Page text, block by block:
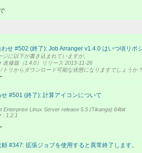
せ #502 (終了): Job Arranger v1.4.0 はいつ頃リポ
ジに以下が書き込まれていますが、
改修版（1.4.0）リリース 2013-11-26
トリからダウンロード可能な状態になりますでしょうか？
#501 (終了): 計算アイコンについて
Enterprise Linux Server release 5.5 (Tikanga) 64bit
: 1.2.1
#347: 拡張ジョブを使用すると異常終了します。